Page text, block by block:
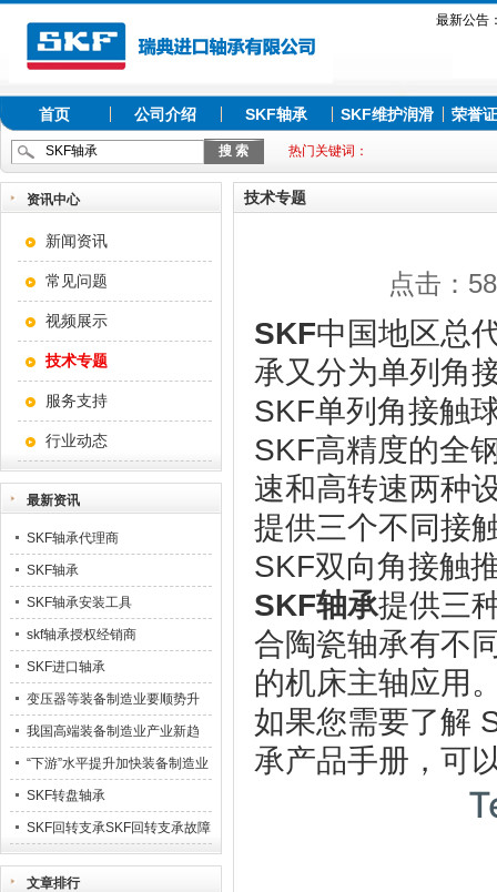
最新公告
首页 公司介绍 SKF轴承 SKF维护润滑 荣誉
热门关键词：
资讯中心
新闻资讯
常见问题
视频展示
技术专题
服务支持
行业动态
最新资讯
SKF轴承代理商
SKF轴承
SKF轴承安装工具
skf轴承授权经销商
SKF进口轴承
变压器等装备制造业要顺势升
级23
我国高端装备制造业产业新趋
势
“下游”水平提升加快装备制造业
业发展
SKF转盘轴承
SKF回转支承SKF回转支承故障
排除
文章排行
技术专题
点击：
SKF中国地区总
承又分为单列角
SKF单列角接触
SKF高精度的全
速和高转速两种
提供三个不同接
SKF双向角接触
SKF轴承提供三
合陶瓷轴承有不
的机床主轴应用
如果您需要了解
承产品手册，可